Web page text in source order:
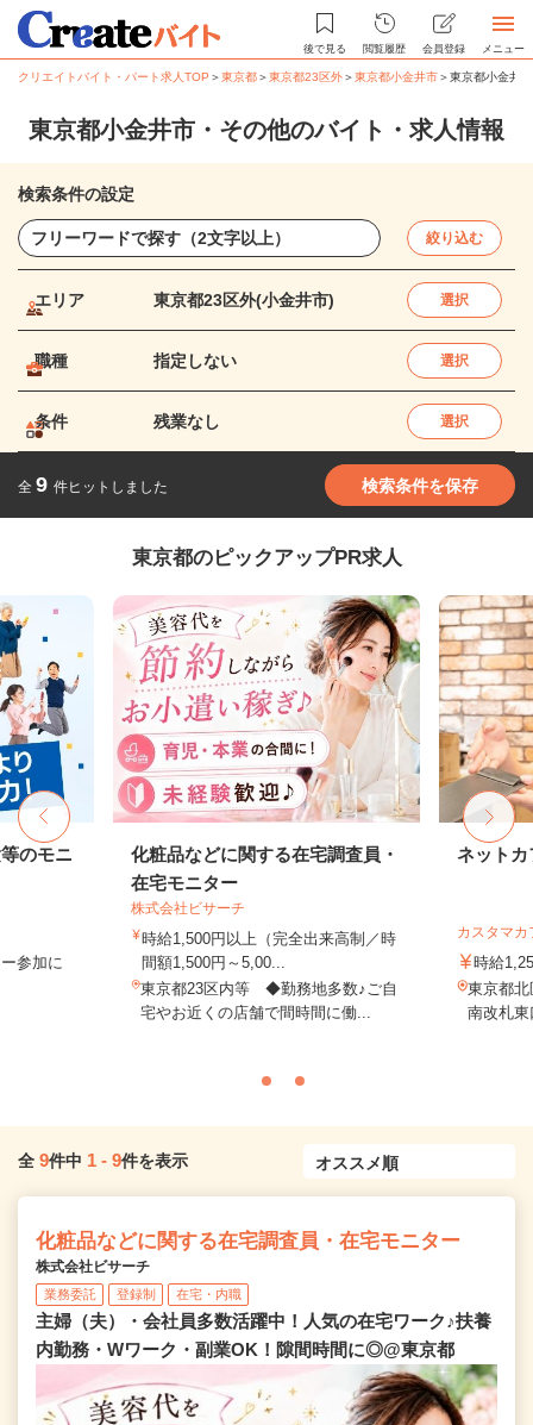
後で見る 閲覧履歴 会員登録 メニュー
クリエイトバイト・パート求人TOP ＞東京都＞東京都23区外＞東京都小金井市＞東京都小金井
東京都小金井市・その他のバイト・求人情報
検索条件の設定
絞り込む
エリア 東京都23区外(小金井市) 選択
職種 指定しない 選択
条件 残業なし 選択
全 9 件ヒットしました 検索条件を保存
東京都のピックアップPR求人
のモニ
参加に
化粧品などに関する在宅調査員・
在宅モニター
株式会社ビサーチ
時給1,500円以上（完全出来高制／時
間額1,500円～5,00...
東京都23区内等 ◆勤務地多数♪ご自
宅やお近くの店舗で間時間に働...
ネットカ
カスタマ
時給
東京都北
南改札
全 9件中 1 - 9件を表示
化粧品などに関する在宅調査員・在宅モニター
株式会社ビサーチ
業務委託 登録制 在宅・内職
主婦（夫）・会社員多数活躍中！人気の在宅ワーク♪扶養
内勤務・Wワーク・副業OK！隙間時間に◎@東京都